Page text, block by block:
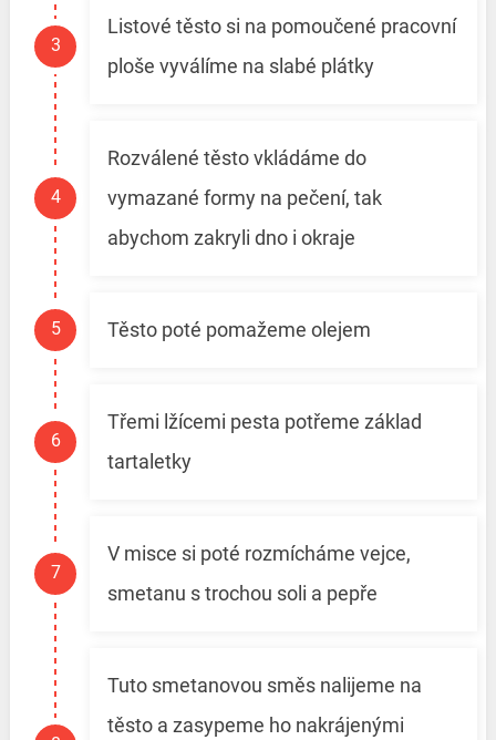
Listové těsto si na pomoučené pracovní
ploše vyválíme na slabé plátky
Rozválené těsto vkládáme do
vymazané formy na pečení, tak
abychom zakryli dno i okraje
Těsto poté pomažeme olejem
Třemi lžícemi pesta potřeme základ
tartaletky
V misce si poté rozmícháme vejce,
smetanu s trochou soli a pepře
Tuto smetanovou směs nalijeme na
těsto a zasypeme ho nakrájenými